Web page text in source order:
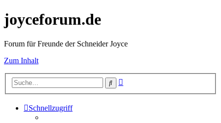
joyceforum.de
Forum für Freunde der Schneider Joyce
Zum Inhalt
Suche
Schnellzugriff